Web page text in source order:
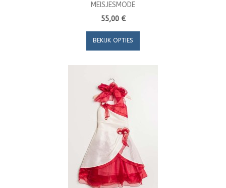
MEISJESMODE
55,00 €
BEKIJK OPTIES